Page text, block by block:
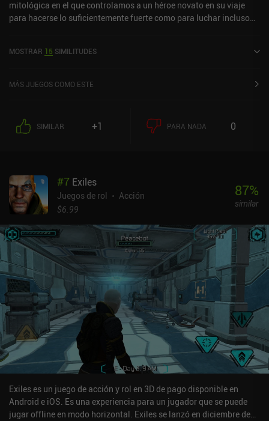
mitológica en el que controlamos a un héroe novato en su viaje
para hacerse lo suficientemente fuerte como para luchar incluso
luchar contra monstruos legendarios. Y aunque empezamos de
atormentan su granja, pronto estaremos disparando rayos con la
diferentes, cada una de ellas con un árbol de habilidades para
subir de nivel. En el nivel 10, incluso podemos elegir una segunda
más fácil, ya que podemos colocar a nuestro personaje con más
precisión para evitar los ataques. Pero una de las mejores
características de calidad de vida de Titan Quest es que podemos
demasiado lenta o rápida. La "Edición Legendaria" de Titan Quest
simplemente tiene varios packs de DLC ya incluidos en su precio.
Estos nos dan más misiones y dos clases adicionales para elegir.
Sin embargo, las clases no se diferencian demasiado de las
disponibles en el juego base, por lo que no son en absoluto
necesarias para disfrutar de la experiencia Titan Quest. Por
desgracia, los DLC no incluyen ninguna mejora técnica ni
corrección de errores, por lo que sigue habiendo problemas de
frame rate cuando hay muchos enemigos en pantalla. Titan Quest:
Legendary Edition es uno de los ARPG más intensos que caben en
un bolsillo. Los fans del género pueden esperar una experiencia
similar a la de Diablo 2, lo cual es todo un elogio. Es un juego
fantástico, y la "Legendary Edition" y el nuevo DLC "Eternal
Embers" no son necesarios para jugar varias veces.
MOSTRAR 15 SIMILITUDES
MÁS JUEGOS COMO ESTE
SIMILAR +1 PARA NADA 0
#7 Exiles
Juegos de rol
Acción
$6.99
87%
similar
Exiles es un juego de acción y rol en 3D de pago disponible en
Android e iOS. Es una experiencia para un jugador que se puede
jugar offline en modo horizontal. Exiles se lanzó en diciembre de